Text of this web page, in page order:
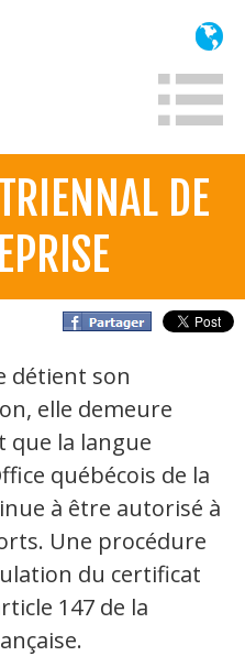
DE
détient son
elle demeure
que la langue
québécois de la
à être autorisé à
Une procédure
du certificat
147 de la